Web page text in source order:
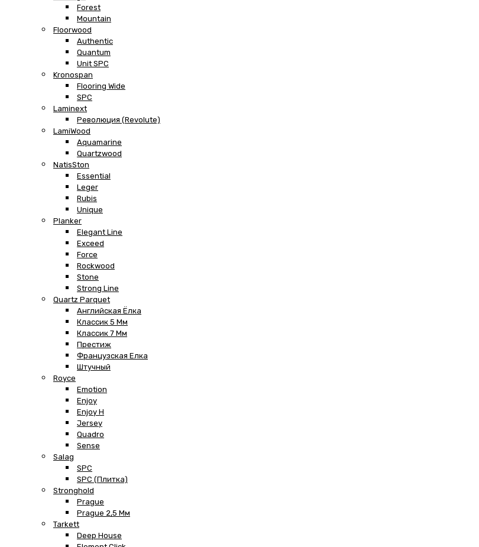
Forest
Mountain
Floorwood
Authentic
Quantum
Unit SPC
Kronospan
Flooring Wide
SPC
Laminext
Революция (Revolute)
LamiWood
Aquamarine
Quartzwood
NatisSton
Essential
Leger
Rubis
Unique
Planker
Elegant Line
Exceed
Force
Rockwood
Stone
Strong Line
Quartz Parquet
Английская Ёлка
Классик 5 Мм
Классик 7 Мм
Престиж
Французская Елка
Штучный
Royce
Emotion
Enjoy
Enjoy H
Jersey
Quadro
Sense
Salag
SPC
SPC (плитка)
Stronghold
Prague
Prague 2,5 Мм
Tarkett
Deep House